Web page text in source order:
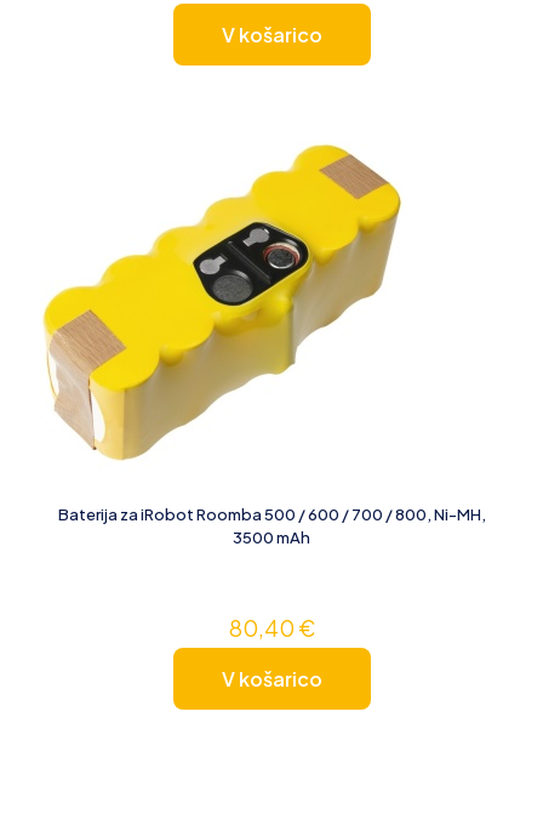
V košarico
Baterija za iRobot Roomba 500 / 600 / 700 / 800, Ni-MH,
3500 mAh
80,40 €
V košarico